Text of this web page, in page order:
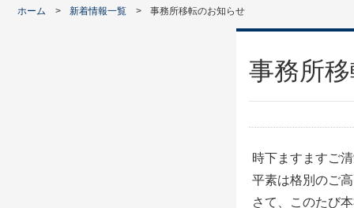
ホーム 新着情報一覧 事務所移転のお知らせ
事務所
時下ますますご
平素は格別のご
さて、このたび